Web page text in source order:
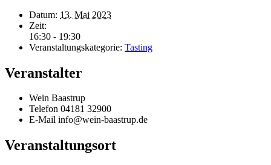
Datum: 13. Mai 2023
Zeit:
16:30 - 19:30
Veranstaltungskategorie: Tasting
Veranstalter
Wein Baastrup
Telefon 04181 32900
E-Mail info@wein-baastrup.de
Veranstaltungsort